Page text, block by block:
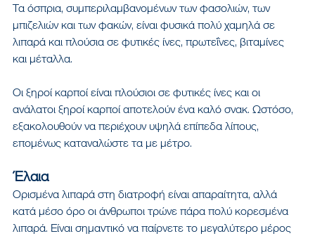
Τα όσπρια, συμπεριλαμβανομένων των φασολιών, των
μπιζελιών και των φακών, είναι φυσικά πολύ χαμηλά σε
λιπαρά και πλούσια σε φυτικές ίνες, πρωτεΐνες, βιταμίνες
και μέταλλα.
Οι ξηροί καρποί είναι πλούσιοι σε φυτικές ίνες και οι
ανάλατοι ξηροί καρποί αποτελούν ένα καλό σνακ. Ωστόσο,
εξακολουθούν να περιέχουν υψηλά επίπεδα λίπους,
επομένως καταναλώστε τα με μέτρο.
Έλαια
Ορισμένα λιπαρά στη διατροφή είναι απαραίτητα, αλλά
κατά μέσο όρο οι άνθρωποι τρώνε πάρα πολύ κορεσμένα
λιπαρά. Είναι σημαντικό να παίρνετε το μεγαλύτερο μέρος